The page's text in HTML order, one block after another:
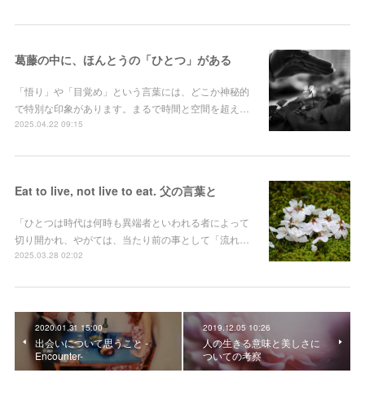
葛藤の中に、ほんとうの「ひとつ」がある
「悟り」や「目覚め」という言葉には、どこか神秘的
で特別な印象があります。まるで時間と空間を超え…
2025.04.22 09:15
Eat to live, not live to eat. 父の言葉と
「ひとつは時代は何時も異端者といわれる者によって
切り開かれ、やがては、当たり前の事として「流れ…
2025.03.28 02:02
2020.01.31 15:00
出会いについて思うこと -
Encounter-
2019.12.05 10:26
人の生きる意味と美しさに
ついての考察